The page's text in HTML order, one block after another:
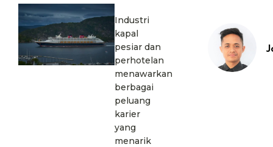
Industri
kapal
pesiar dan
perhotelan
menawarkan
berbagai
peluang
karier
yang
menarik